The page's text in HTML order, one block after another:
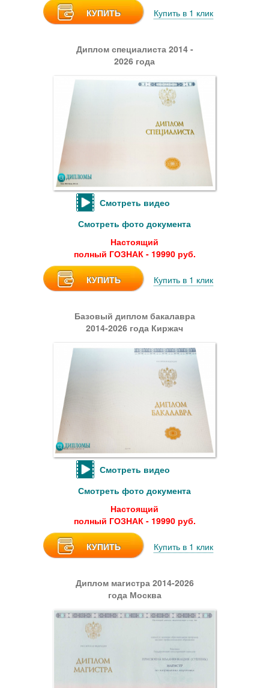
КУПИТЬ Купить в 1 клик
Диплом специалиста 2014 -
2026 года
Смотреть видео
Смотреть фото документа
Настоящий
полный ГОЗНАК - 19990 руб.
КУПИТЬ Купить в 1 клик
Базовый диплом бакалавра
2014-2026 года Киржач
Смотреть видео
Смотреть фото документа
Настоящий
полный ГОЗНАК - 19990 руб.
КУПИТЬ Купить в 1 клик
Диплом магистра 2014-2026
года Москва